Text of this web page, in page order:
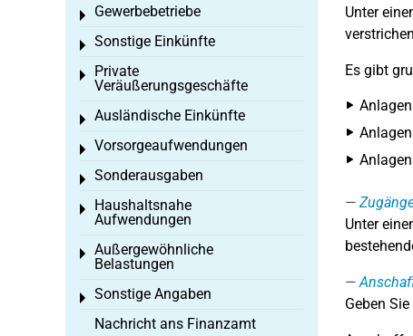
Unter
Es gibt
Unter
Geben
Gewerbebetriebe
Toggle menu
Sonstige Einkünfte
Toggle menu
Private
Veräußerungsgeschäfte
Toggle menu
Ausländische Einkünfte
Toggle menu
Vorsorgeaufwendungen
Toggle menu
Sonderausgaben
Toggle menu
Haushaltsnahe
Aufwendungen
Toggle menu
Außergewöhnliche
Belastungen
Toggle menu
Sonstige Angaben
Toggle menu
Nachricht ans Finanzamt